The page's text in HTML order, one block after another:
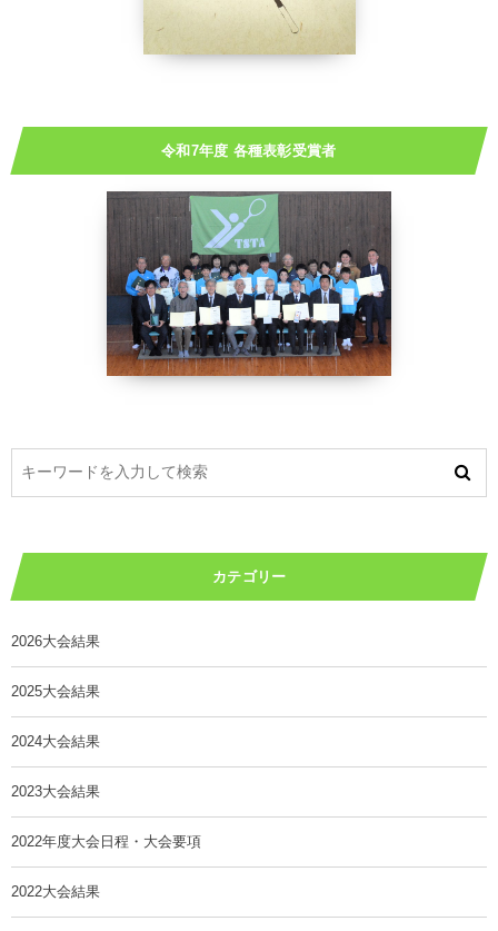
令和7年度 各種表彰受賞者
カテゴリー
2026大会結果
2025大会結果
2024大会結果
2023大会結果
2022年度大会日程・大会要項
2022大会結果